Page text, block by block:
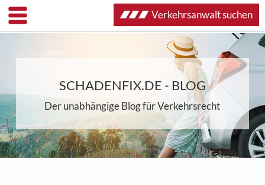
SCHADENFIX.DE - BLOG
Der unabhängige Blog für Verkehrsrecht
Verkehrsanwalt suchen